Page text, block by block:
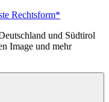
Rechtsform*
und Südtirol
Image und mehr